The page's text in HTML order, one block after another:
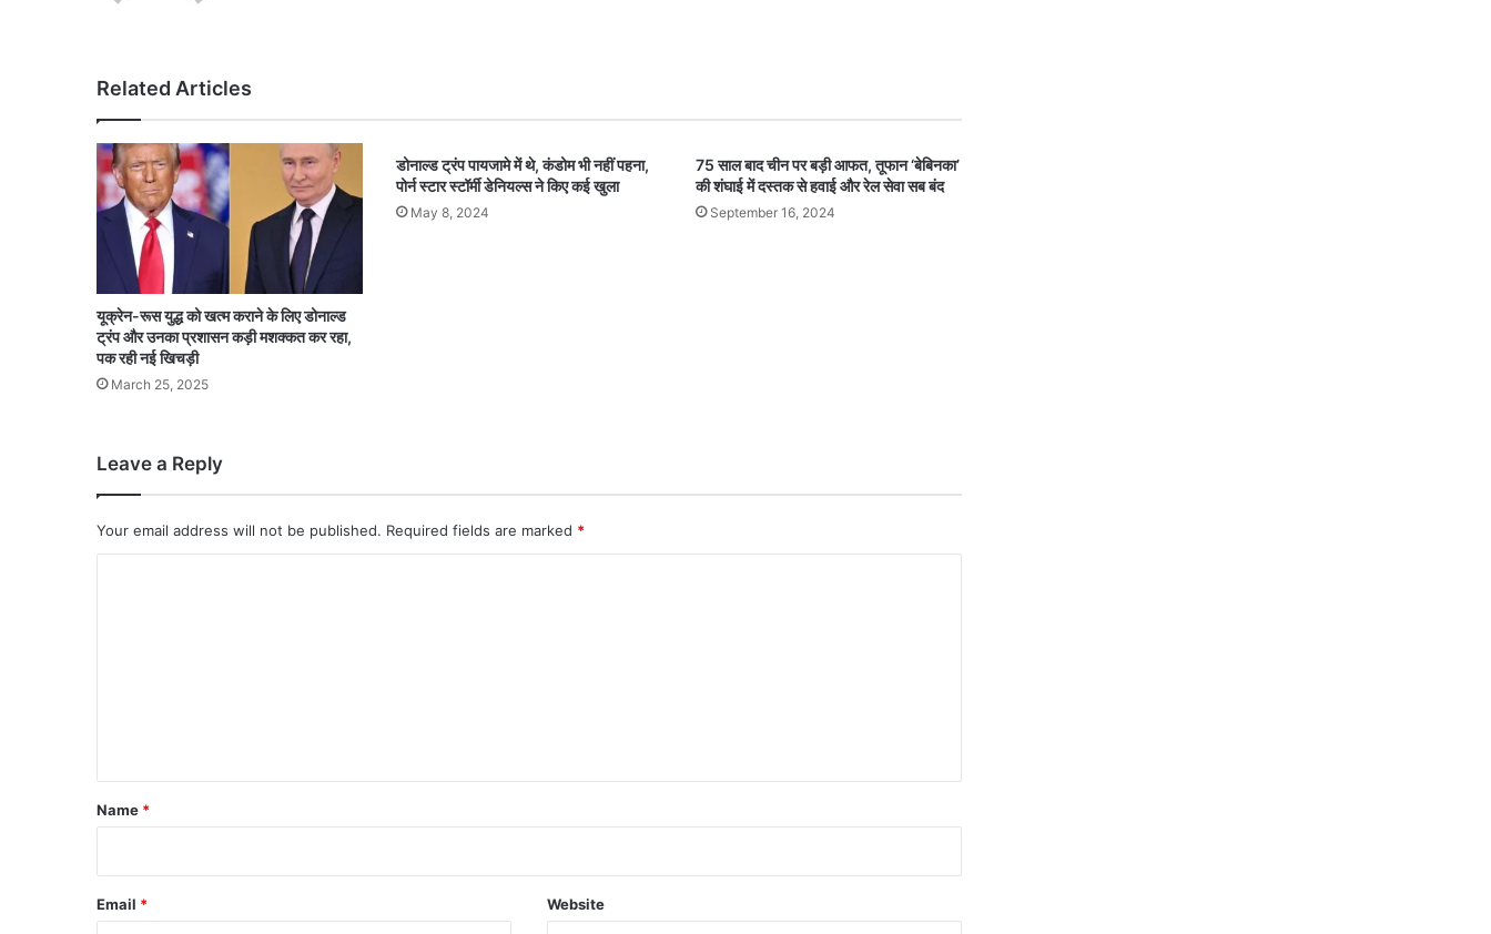
Related Articles
यूक्रेन-रूस युद्ध को खत्म कराने के लिए डोनाल्ड
ट्रंप और उनका प्रशासन कड़ी मशक्कत कर रहा,
पक रही नई खिचड़ी
March 25, 2025
डोनाल्ड ट्रंप पायजामे में थे, कंडोम भी नहीं पहना,
पोर्न स्टार स्टॉर्मी डेनियल्स ने किए कई खुला
May 8, 2024
75 साल बाद चीन पर बड़ी आफत, तूफान ‘बेबिनका’
की शंघाई में दस्तक से हवाई और रेल सेवा सब बंद
September 16, 2024
Leave a Reply
Your email address will not be published. Required fields are marked *
*
Name *
Email * Website